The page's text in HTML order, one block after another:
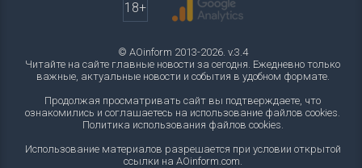
18+
© AOinform 2013-2026. v.3.4
Читайте на сайте главные новости за сегодня. Ежедневно только
важные, актуальные новости и события в удобном формате.
Продолжая просматривать сайт вы подтверждаете, что
ознакомились и соглашаетесь на использование файлов cookies.
Политика использования файлов cookies.
Использование материалов разрешается при условии открытой
ссылки на AOinform.com.